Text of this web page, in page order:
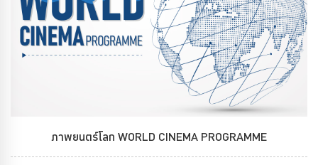
ภาพยนตร์โลก WORLD CINEMA PROGRAMME